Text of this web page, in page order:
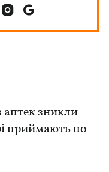
зникли
приймають по